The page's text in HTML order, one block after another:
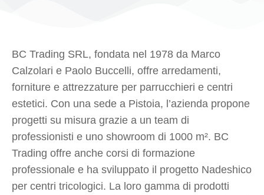
BC Trading SRL, fondata nel 1978 da Marco
Calzolari e Paolo Buccelli, offre arredamenti,
forniture e attrezzature per parrucchieri e centri
estetici. Con una sede a Pistoia, l’azienda propone
progetti su misura grazie a un team di
professionisti e uno showroom di 1000 m². BC
Trading offre anche corsi di formazione
professionale e ha sviluppato il progetto Nadeshico
per centri tricologici. La loro gamma di prodotti